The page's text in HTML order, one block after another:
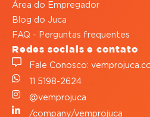
Área do Empregador
Blog do Juca
FAQ - Perguntas frequentes
Redes sociais e contato
Fale Conosco:
11 5198-2624
@vemprojuca
/company/vemprojuca